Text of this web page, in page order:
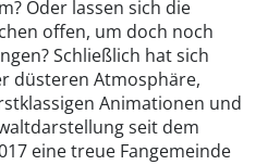
Oder lassen sich die
offen, um doch noch
Schließlich hat sich
düsteren Atmosphäre,
Animationen und
seit dem
eine treue Fangemeinde